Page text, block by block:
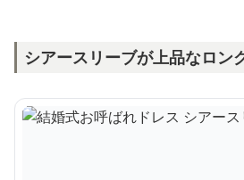
シアースリーブが上品なロン